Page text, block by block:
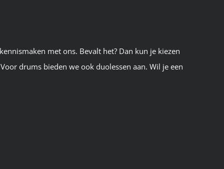
met ons. Bevalt het? Dan kun je kiezen
drums bieden we ook duolessen aan. Wil je een